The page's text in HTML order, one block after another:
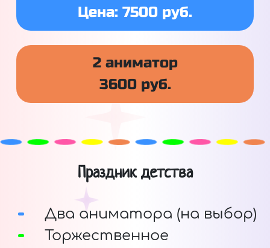
Цена: 7500 руб.
2 аниматор
3600 руб.
Праздник детства
Два аниматора (на выбор)
Торжественное